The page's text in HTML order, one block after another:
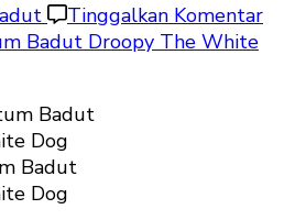
Tinggalkan Komentar
Badut Droopy The White
Badut
Dog